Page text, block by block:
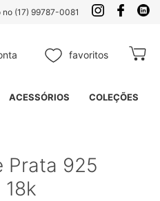
(17) 99787-0081
favoritos Meu
ACESSÓRIOS COLEÇÕES
Prata 925